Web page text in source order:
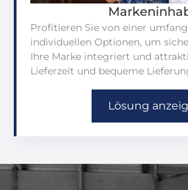
Profitieren Sie von einer
individuellen Optionen, um
Ihre Marke integriert und
Lieferzeit und bequeme
Lösung